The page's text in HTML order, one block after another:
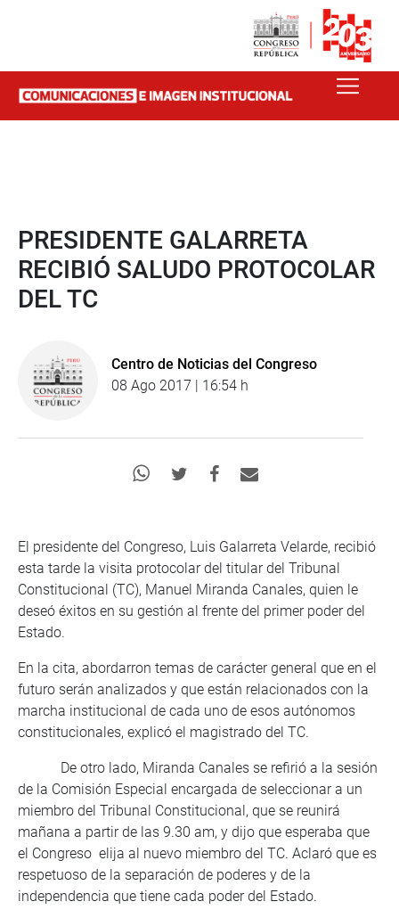
PRESIDENTE GALARRETA
RECIBIÓ SALUDO PROTOCOLAR
DEL TC
Centro de Noticias del Congreso
08 Ago 2017 | 16:54 h
El presidente del Congreso, Luis Galarreta Velarde, recibió
esta tarde la visita protocolar del titular del Tribunal
Constitucional (TC), Manuel Miranda Canales, quien le
deseó éxitos en su gestión al frente del primer poder del
Estado.
En la cita, abordarron temas de carácter general que en el
futuro serán analizados y que están relacionados con la
marcha institucional de cada uno de esos autónomos
constitucionales, explicó el magistrado del TC.
De otro lado, Miranda Canales se refirió a la sesión
de la Comisión Especial encargada de seleccionar a un
miembro del Tribunal Constitucional, que se reunirá
mañana a partir de las 9.30 am, y dijo que esperaba que
el Congreso elija al nuevo miembro del TC. Aclaró que es
respetuoso de la separación de poderes y de la
independencia que tiene cada poder del Estado.